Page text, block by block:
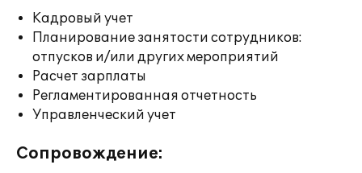
Кадровый учет
Планирование занятости сотрудников:
отпусков и/или других мероприятий
Расчет зарплаты
Регламентированная отчетность
Управленческий учет
Сопровождение: